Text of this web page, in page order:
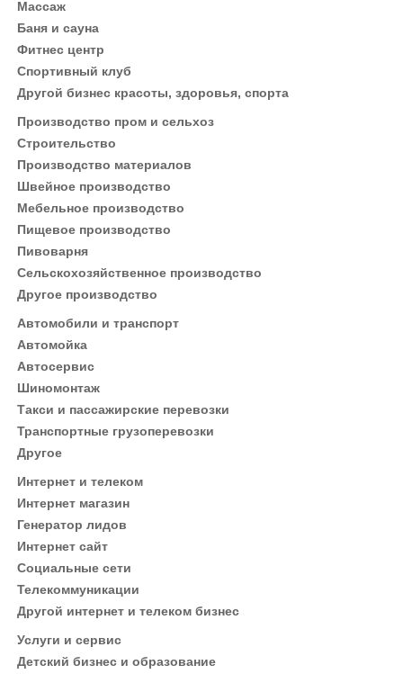
Массаж
Баня и сауна
Фитнес центр
Спортивный клуб
Другой бизнес красоты, здоровья, спорта
Производство пром и сельхоз
Строительство
Производство материалов
Швейное производство
Мебельное производство
Пищевое производство
Пивоварня
Сельскохозяйственное производство
Другое производство
Автомобили и транспорт
Автомойка
Автосервис
Шиномонтаж
Такси и пассажирские перевозки
Транспортные грузоперевозки
Другое
Интернет и телеком
Интернет магазин
Генератор лидов
Интернет сайт
Социальные сети
Телекоммуникации
Другой интернет и телеком бизнес
Услуги и сервис
Детский бизнес и образование